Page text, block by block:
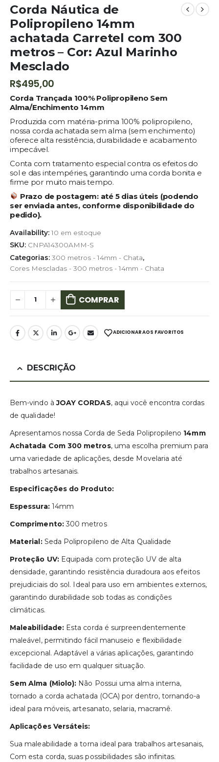
Corda Náutica de
Polipropileno 14mm
achatada Carretel com 300
metros – Cor: Azul Marinho
Mesclado
R$495,00
Corda Trançada 100% Polipropileno Sem
Alma/Enchimento 14mm
Produzida com matéria-prima 100% polipropileno,
nossa corda achatada sem alma (sem enchimento)
oferece alta resistência, durabilidade e acabamento
impecável.
Conta com tratamento especial contra os efeitos do
sol e das intempéries, garantindo uma corda bonita e
firme por muito mais tempo.
Prazo de postagem: até 5 dias úteis (podendo
ser enviada antes, conforme disponibilidade do
pedido).
Availability:10 em estoque
SKU: CNPA14300AMM-S
Categorias: 300 metros - 14mm - Chata,
Cores Mescladas - 300 metros - 14mm - Chata
COMPRAR
ADICIONAR AOS FAVORITOS
DESCRIÇÃO
Bem-vindo àJOAY CORDAS, aqui você encontra cordas
de qualidade!
Apresentamos nossa Corda de Seda Polipropileno 14mm
Achatada Com 300 metros, uma escolha premium para
uma variedade de aplicações, desde Movelaria até
trabalhos artesanais.
Especificações do Produto:
Espessura:14mm
Comprimento:300 metros
Material:Seda Polipropileno de Alta Qualidade
Proteção UV:Equipada com proteção UV de alta
densidade, garantindo resistência duradoura aos efeitos
prejudiciais do sol. Ideal para uso em ambientes externos,
garantindo durabilidade sob todas as condições
climáticas.
Maleabilidade:Esta corda é surpreendentemente
maleável, permitindo fácil manuseio e flexibilidade
excepcional. Adaptável a várias aplicações, garantindo
facilidade de uso em qualquer situação.
Sem Alma (Miolo): Não Possui uma alma interna,
tornado a corda achatada (OCA) por dentro, tornando-a
ideal para móveis, artesanato, selaria, macramê.
Aplicações Versáteis:
Sua maleabilidade a torna ideal para trabalhos artesanais,
Com esta corda, suas possibilidades são infinitas.